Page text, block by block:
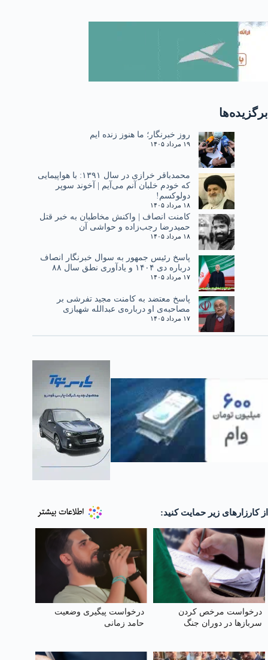
برگزیده‌ها
روز خبرنگار؛ ما هنوز زنده ایم
۱۹ مرداد ۱۴۰۵
محمدباقر خرازی در سال ۱۳۹۱: با هواپیمایی
که خودم خلبان آنم می‌آیم | آخوند سوپر
دولوکسم!
۱۸ مرداد ۱۴۰۵
کامنت انصاف | واکنش مخاطبان به خبر قتل
حمیدرضا رجب‌زاده و حواشی آن
۱۸ مرداد ۱۴۰۵
پاسخ رئیس جمهور به سوال خبرنگار انصاف
درباره دی ۱۴۰۴ و یادآوری نطق سال ۸۸
۱۷ مرداد ۱۴۰۵
پاسخ معتضد به کامنت مجید تفرشی بر
مصاحبه‌ی او درباره‌ی عبدالله شهبازی
۱۷ مرداد ۱۴۰۵
از کارزارهای زیر حمایت کنید:
درخواست مرخص کردن
سربازها در دوران جنگ
درخواست پیگیری وضعیت
حامد زمانی